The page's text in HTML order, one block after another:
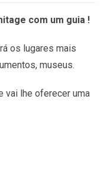
com um guia !
os lugares mais
museus.
vai lhe oferecer uma